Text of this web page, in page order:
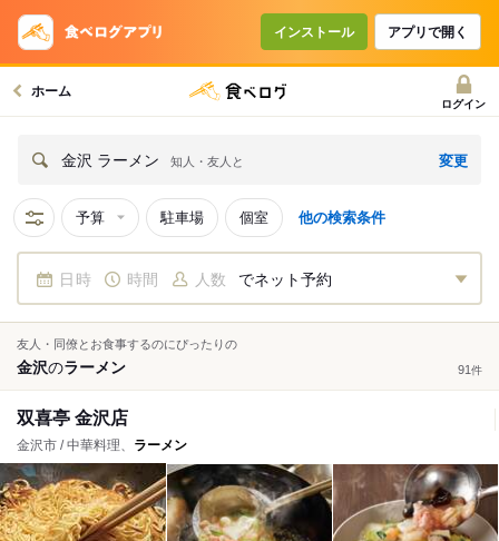
インストール アプリで開く
ホーム
ログイン
金沢 ラーメン 知人・友人と 変更
予算 駐車場 個室 他の検索条件
日時 時間 人数 でネット予約
友人・同僚とお食事するのにぴったりの
金沢のラーメン 91 件
双喜亭 金沢店
金沢市 / 中華料理、 ラーメン